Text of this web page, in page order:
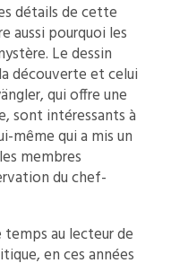
détails de cette
aussi pourquoi les
Le dessin
découverte et celui
qui offre une
sont intéressants à
même qui a mis un
membres
du chef-
temps au lecteur de
en ces années